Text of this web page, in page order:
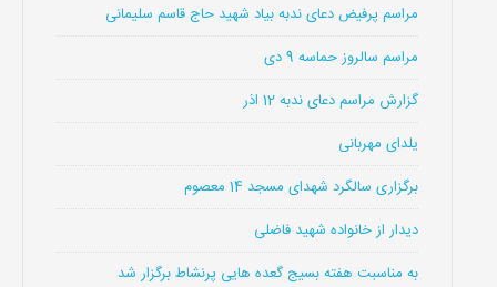
مراسم پرفیض دعای ندبه بیاد شهید حاج قاسم سلیمانی
مراسم سالروز حماسه 9 دی
گزارش مراسم دعای ندبه 12 اذر
یلدای مهربانی
برگزاری سالگرد شهدای مسجد 14 معصوم
دیدار از خانواده شهید فاضلی
به مناسبت هفته بسیج گعده هایی پرنشاط برگزار شد